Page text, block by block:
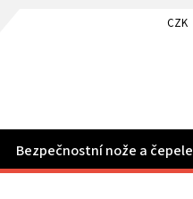
CZK
Bezpečnostní nože a čepele